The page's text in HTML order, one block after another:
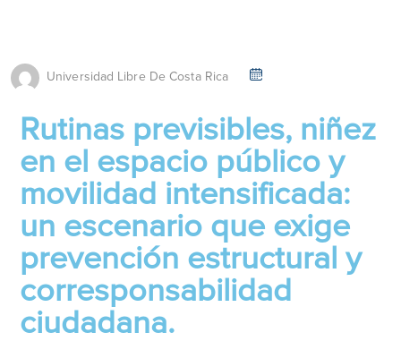
Universidad Libre De Costa Rica
Rutinas previsibles, niñez
en el espacio público y
movilidad intensificada:
un escenario que exige
prevención estructural y
corresponsabilidad
ciudadana.